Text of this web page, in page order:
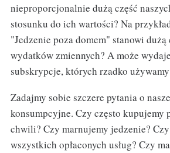
nieproporcjonalnie dużą część
stosunku do ich wartości? Na
"Jedzenie poza domem" stanowi dużą
wydatków zmiennych? A może
subskrypcje, których rzadko
Zadajmy sobie szczere pytania o
konsumpcyjne. Czy często kupujemy
chwili? Czy marnujemy jedzenie?
wszystkich opłaconych usług? Czy